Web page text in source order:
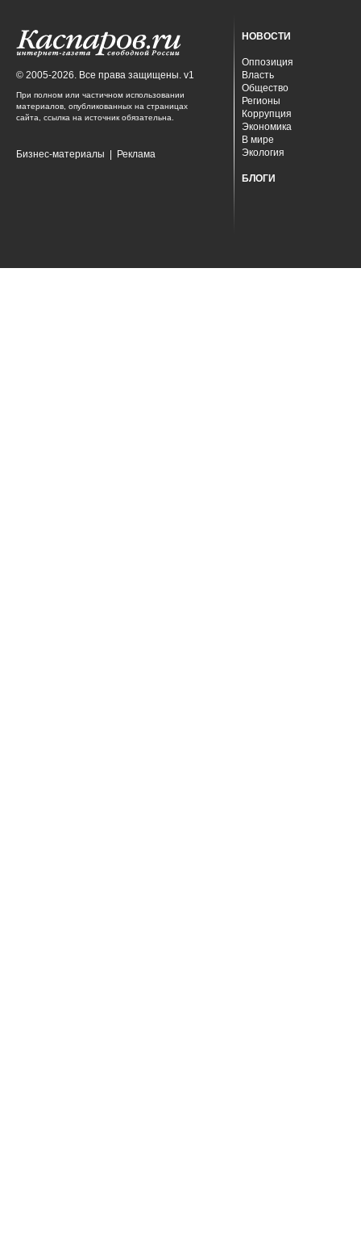
© 2005-2026. Все права защищены. v1
При полном или частичном использовании
материалов, опубликованных на страницах
сайта, ссылка на источник обязательна.
Бизнес-материалы Реклама
НОВОСТИ
Оппозиция
Власть
Общество
Регионы
Коррупция
Экономика
В мире
Экология
БЛОГИ